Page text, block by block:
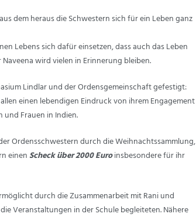
dem heraus die Schwestern sich für ein Leben ganz
Lebens sich dafür einsetzen, dass auch das Leben
wird vielen in Erinnerung bleiben.
Lindlar und der Ordensgemeinschaft gefestigt:
einen lebendigen Eindruck von ihrem Engagement
Frauen in Indien.
Ordensschwestern durch die Weihnachtssammlung,
einen Scheck über 2000 Euroinsbesondere für ihr
durch die Zusammenarbeit mit Rani und
Veranstaltungen in der Schule begleiteten. Nähere